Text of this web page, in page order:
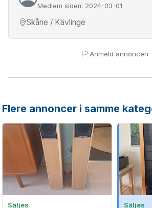
Medlem siden: 2024-03-01
Skåne / Kävlinge
Anmeld annoncen
Flere annoncer i samme
Säljes Säljes